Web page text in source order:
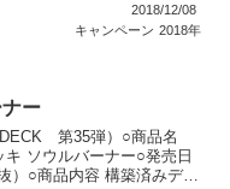
2018/12/08
キャンペーン 2018年
ー
第35弾）○商品名
ソウルバーナー○発売日
）○商品内容 構築済みデッ